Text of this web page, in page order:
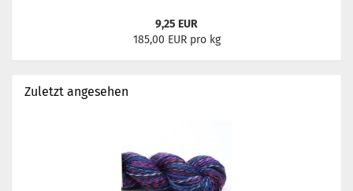
9,25 EUR
185,00 EUR pro kg
Zuletzt angesehen